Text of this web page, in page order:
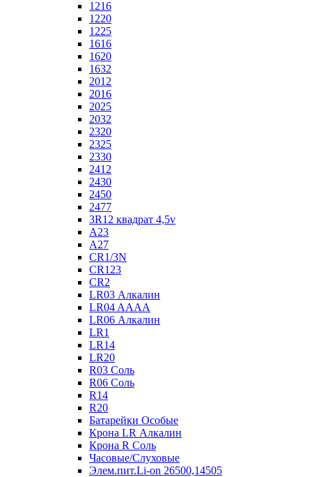
1216
1220
1225
1616
1620
1632
2012
2016
2025
2032
2320
2325
2330
2412
2430
2450
2477
3R12 квадрат 4,5v
A23
A27
CR1/3N
CR123
CR2
LR03 Алкалин
LR04 AAAA
LR06 Алкалин
LR1
LR14
LR20
R03 Соль
R06 Соль
R14
R20
Батарейки Особые
Крона LR Алкалин
Крона R Соль
Часовые/Слуховые
Элем.пит.Li-on 26500,14505